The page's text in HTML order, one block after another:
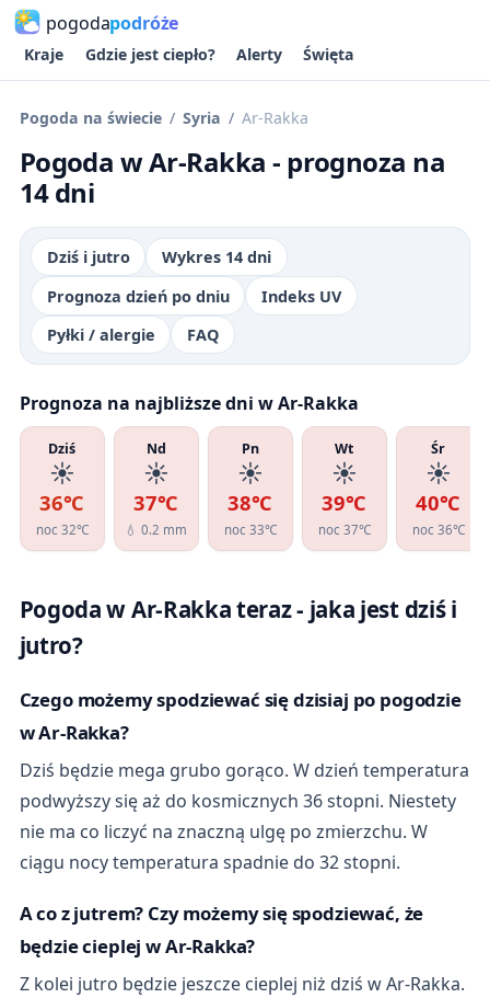
pogodapodróże
Kraje Gdzie jest ciepło? Alerty Święta
Pogoda na świecie Syria Ar-Rakka
Pogoda w Ar-Rakka - prognoza na
14 dni
Dziś i jutro
Wykres 14 dni
Prognoza dzień po dniu
Indeks UV
Pyłki / alergie
FAQ
Prognoza na najbliższe dni w Ar-Rakka
Dziś
☀️
36℃
noc 32℃
Nd
☀️
37℃
💧 0.2 mm
Pn
☀️
38℃
noc 33℃
Wt
☀️
39℃
noc 37℃
Śr
☀️
40℃
noc 36℃
Pogoda w Ar-Rakka teraz - jaka jest dziś i
jutro?
Czego możemy spodziewać się dzisiaj po pogodzie
w Ar-Rakka?
Dziś będzie mega grubo gorąco. W dzień temperatura
podwyższy się aż do kosmicznych 36 stopni. Niestety
nie ma co liczyć na znaczną ulgę po zmierzchu. W
ciągu nocy temperatura spadnie do 32 stopni.
A co z jutrem? Czy możemy się spodziewać, że
będzie cieplej w Ar-Rakka?
Z kolei jutro będzie jeszcze cieplej niż dziś w Ar-Rakka.